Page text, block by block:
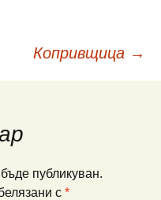
Копривщица →
публикуван.
с *